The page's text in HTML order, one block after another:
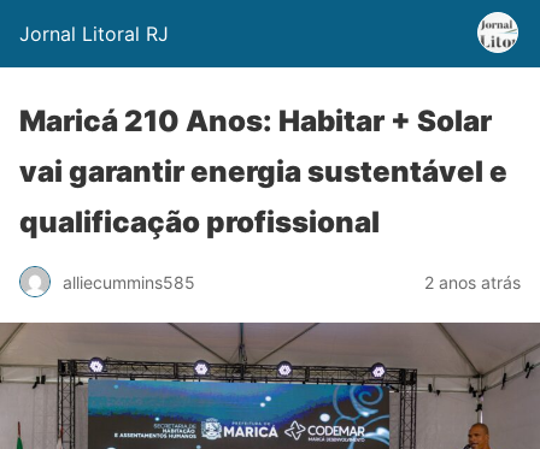
Jornal Litoral RJ
Maricá 210 Anos: Habitar + Solar
vai garantir energia sustentável e
qualificação profissional
alliecummins585 2 anos atrás